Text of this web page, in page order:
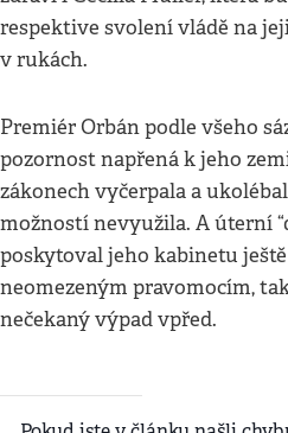
respektive svolení vládě na
v rukách.
Premiér Orbán podle všeho
pozornost napřená k jeho
zákonech vyčerpala a
možností nevyužila. A úterní
poskytoval jeho kabinetu
neomezeným pravomocím,
nečekaný výpad vpřed.